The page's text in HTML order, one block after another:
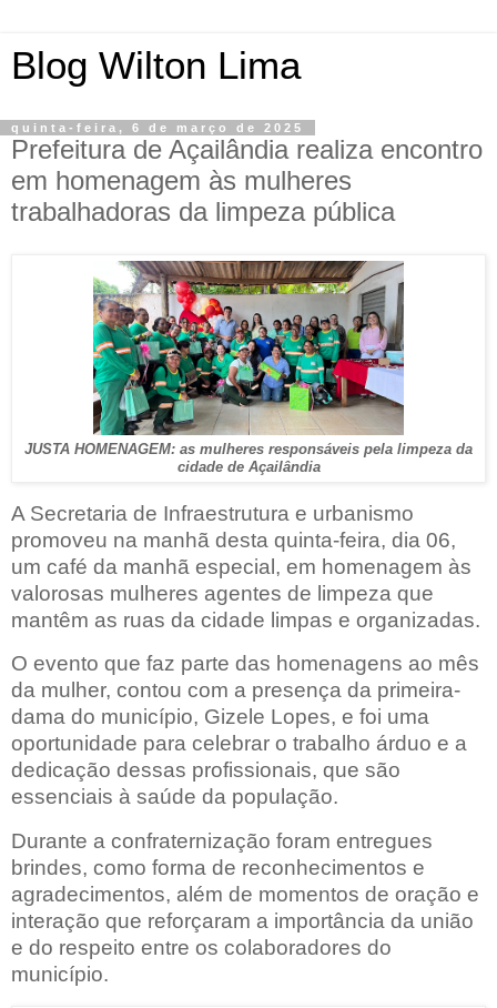
Blog Wilton Lima
quinta-feira, 6 de março de 2025
Prefeitura de Açailândia realiza encontro
em homenagem às mulheres
trabalhadoras da limpeza pública
JUSTA HOMENAGEM: as mulheres responsáveis pela limpeza da
cidade de Açailândia
A Secretaria de Infraestrutura e urbanismo
promoveu na manhã desta quinta-feira, dia 06,
um café da manhã especial, em homenagem às
valorosas mulheres agentes de limpeza que
mantêm as ruas da cidade limpas e organizadas.
O evento que faz parte das homenagens ao mês
da mulher, contou com a presença da primeira-
dama do município, Gizele Lopes, e foi uma
oportunidade para celebrar o trabalho árduo e a
dedicação dessas profissionais, que são
essenciais à saúde da população.
Durante a confraternização foram entregues
brindes, como forma de reconhecimentos e
agradecimentos, além de momentos de oração e
interação que reforçaram a importância da união
e do respeito entre os colaboradores do
município.